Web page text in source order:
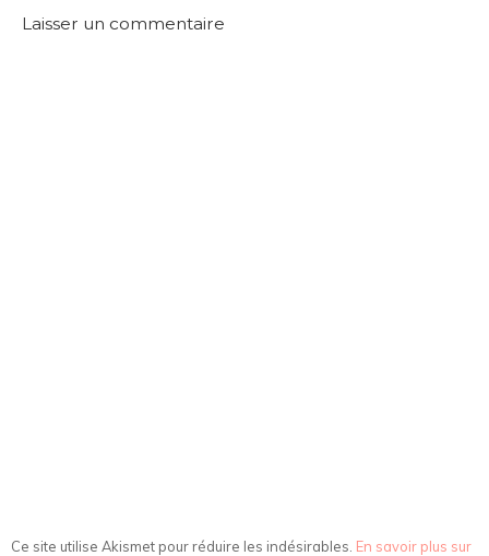
Laisser un commentaire
Ce site utilise Akismet pour réduire les indésirables. En savoir plus sur